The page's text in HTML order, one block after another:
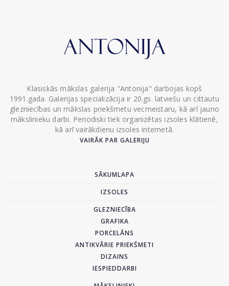
Klasiskās mākslas galerija "Antonija" darbojas kopš
1991.gada. Galerijas specializācija ir 20.gs. latviešu un cittautu
glezniecības un mākslas priekšmetu vecmeistaru, kā arī jauno
mākslinieku darbi. Periodiski tiek organizētas izsoles klātienē,
kā arī vairākdienu izsoles internetā.
VAIRĀK PAR GALERIJU
SĀKUMLAPA
IZSOLES
GLEZNIECĪBA
GRAFIKA
PORCELĀNS
ANTIKVĀRIE PRIEKŠMETI
DIZAINS
IESPIEDDARBI